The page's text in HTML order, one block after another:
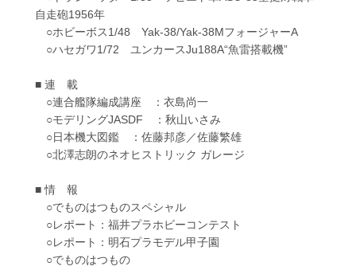
自走砲1956年
○ホビーボス1/48 Yak-38/Yak-38MフォージャーA
○ハセガワ1/72 ユンカースJu188A“魚雷搭載機”
■ 連 載
○連合艦隊編成講座 ：衣島尚一
○モデリングJASDF ：秋山いさみ
○日本機大図鑑 ：佐藤邦彦／佐藤繁雄
○北澤志朗のネオヒストリック ガレージ
■ 情 報
○でものはつものスペシャル
○レポート：福井プラホビーコンテスト
○レポート：明石プラモデル甲子園
○でものはつもの